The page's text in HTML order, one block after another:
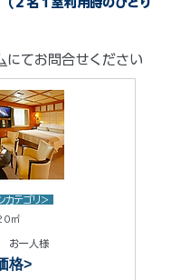
２名１室利用時のひとり
にてお問合せください
カテゴリ>
㎡
お一人様
格>